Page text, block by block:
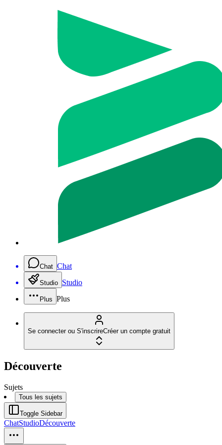
Chat Chat
Studio Studio
Plus Plus
Se connecter ou S'inscrireCréer un compte gratuit
Découverte
Sujets
Tous les sujets
Toggle Sidebar
ChatStudioDécouverte